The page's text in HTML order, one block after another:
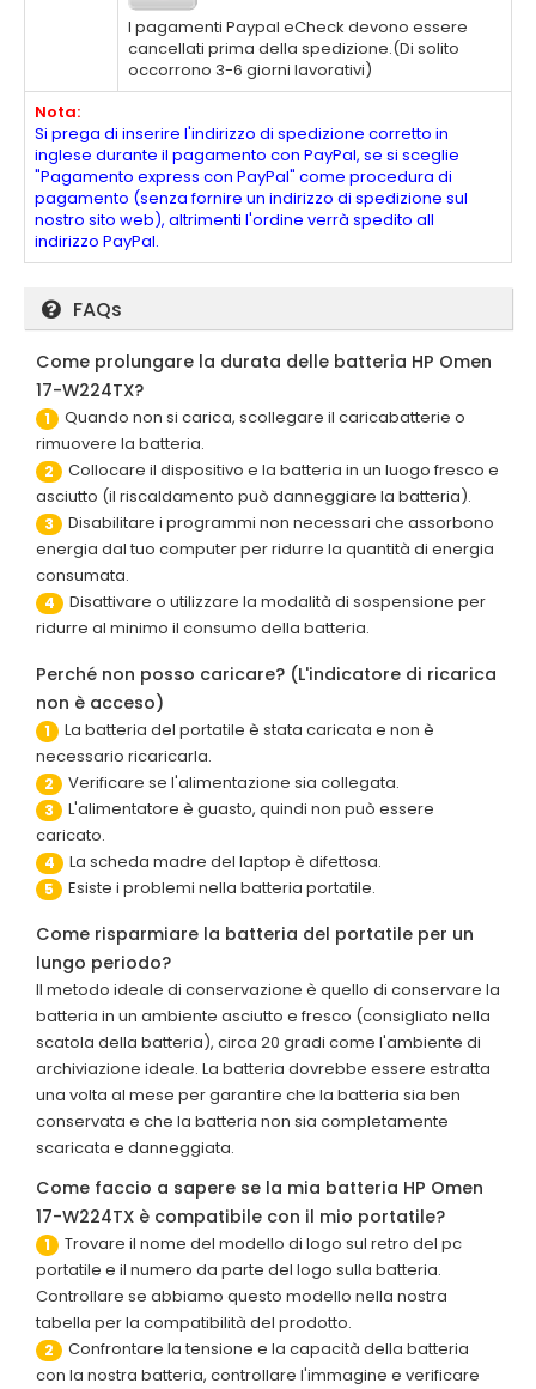
I pagamenti Paypal eCheck devono essere
cancellati prima della spedizione.(Di solito
occorrono 3-6 giorni lavorativi)
Nota:
Si prega di inserire l'indirizzo di spedizione corretto in
inglese durante il pagamento con PayPal, se si sceglie
"Pagamento express con PayPal" come procedura di
pagamento (senza fornire un indirizzo di spedizione sul
nostro sito web), altrimenti l'ordine verrà spedito all
indirizzo PayPal.
FAQs
Come prolungare la durata delle batteria HP Omen
17-W224TX?
1
Quando non si carica, scollegare il caricabatterie o
rimuovere la batteria.
2
Collocare il dispositivo e la batteria in un luogo fresco e
asciutto (il riscaldamento può danneggiare la batteria).
3
Disabilitare i programmi non necessari che assorbono
energia dal tuo computer per ridurre la quantità di energia
consumata.
4
Disattivare o utilizzare la modalità di sospensione per
ridurre al minimo il consumo della batteria.
Perché non posso caricare? (L'indicatore di ricarica
non è acceso)
1
La batteria del portatile è stata caricata e non è
necessario ricaricarla.
2 Verificare se l'alimentazione sia collegata.
3
L'alimentatore è guasto, quindi non può essere
caricato.
4 La scheda madre del laptop è difettosa.
5 Esiste i problemi nella batteria portatile.
Come risparmiare la batteria del portatile per un
lungo periodo?
Il metodo ideale di conservazione è quello di conservare la
batteria in un ambiente asciutto e fresco (consigliato nella
scatola della batteria), circa 20 gradi come l'ambiente di
archiviazione ideale. La batteria dovrebbe essere estratta
una volta al mese per garantire che la batteria sia ben
conservata e che la batteria non sia completamente
scaricata e danneggiata.
Come faccio a sapere se la mia batteria HP Omen
17-W224TX è compatibile con il mio portatile?
1
Trovare il nome del modello di logo sul retro del pc
portatile e il numero da parte del logo sulla batteria.
Controllare se abbiamo questo modello nella nostra
tabella per la compatibilità del prodotto.
2
Confrontare la tensione e la capacità della batteria
con la nostra batteria, controllare l'immagine e verificare